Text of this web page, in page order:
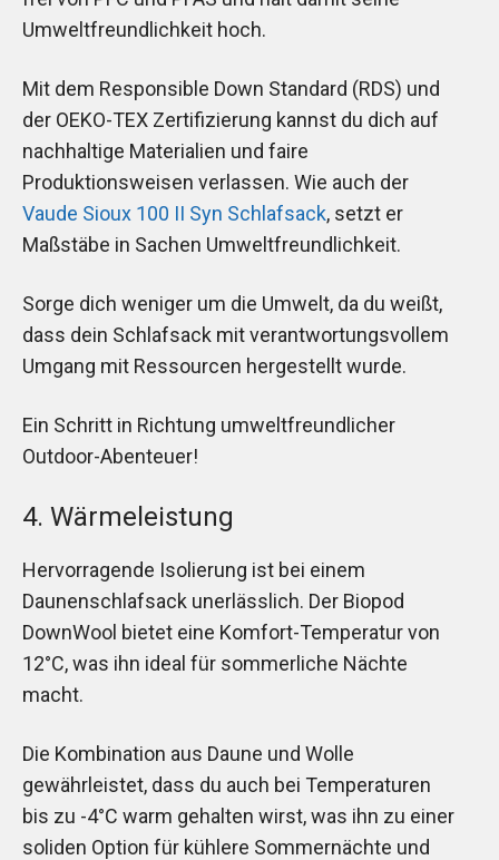
Umweltfreundlichkeit hoch.
Mit dem Responsible Down Standard (RDS) und
der OEKO-TEX Zertifizierung kannst du dich auf
nachhaltige Materialien und faire
Produktionsweisen verlassen. Wie auch der
Vaude Sioux 100 II Syn Schlafsack, setzt er
Maßstäbe in Sachen Umweltfreundlichkeit.
Sorge dich weniger um die Umwelt, da du weißt,
dass dein Schlafsack mit verantwortungsvollem
Umgang mit Ressourcen hergestellt wurde.
Ein Schritt in Richtung umweltfreundlicher
Outdoor-Abenteuer!
4. Wärmeleistung
Hervorragende Isolierung ist bei einem
Daunenschlafsack unerlässlich. Der Biopod
DownWool bietet eine Komfort-Temperatur von
12°C, was ihn ideal für sommerliche Nächte
macht.
Die Kombination aus Daune und Wolle
gewährleistet, dass du auch bei Temperaturen
bis zu -4°C warm gehalten wirst, was ihn zu einer
soliden Option für kühlere Sommernächte und